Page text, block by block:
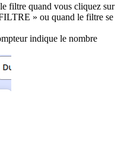
filtre quand vous cliquez sur
» ou quand le filtre se
indique le nombre